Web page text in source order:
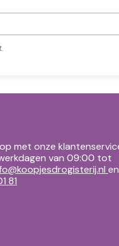
met onze
van 09:00 tot
en
81